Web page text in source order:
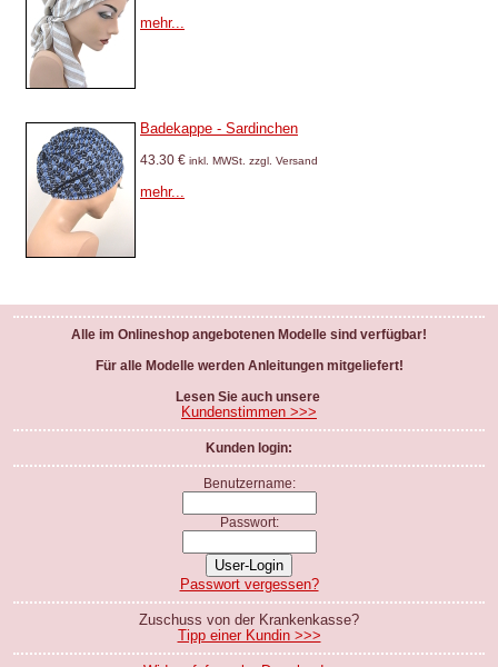
mehr...
Badekappe - Sardinchen
43.30 € inkl. MWSt. zzgl. Versand
mehr...
Alle im Onlineshop angebotenen Modelle sind verfügbar!
Für alle Modelle werden Anleitungen mitgeliefert!
Lesen Sie auch unsere
Kundenstimmen >>>
Kunden login:
Benutzername:
Passwort:
Passwort vergessen?
Zuschuss von der Krankenkasse?
Tipp einer Kundin >>>